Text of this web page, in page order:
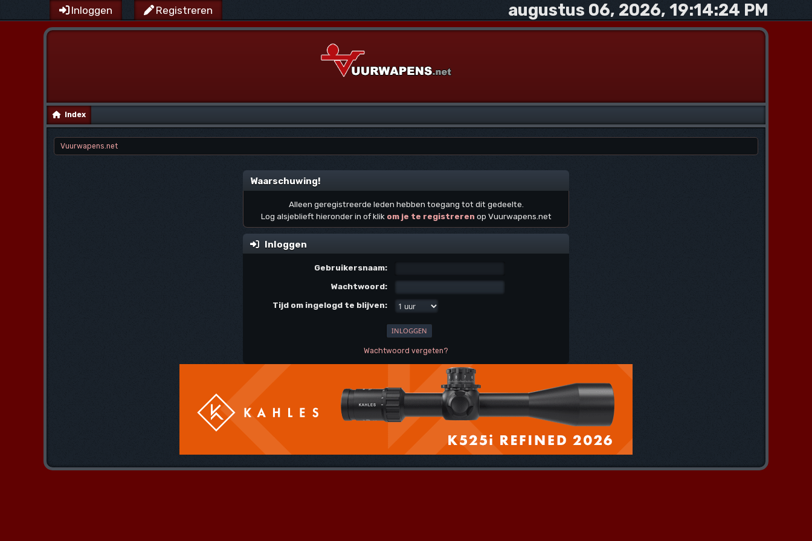
Inloggen Registreren augustus 06, 2026, 19:14:24 PM
Index
Vuurwapens.net
Waarschuwing!
Alleen geregistreerde leden hebben toegang tot dit gedeelte.
Log alsjeblieft hieronder in of klik om je te registreren op Vuurwapens.net
Inloggen
Gebruikersnaam:
Wachtwoord:
Tijd om ingelogd te blijven:
Wachtwoord vergeten?